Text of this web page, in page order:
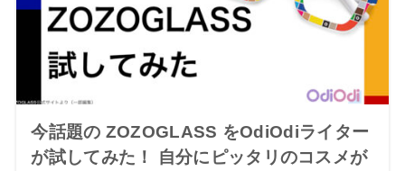
今話題の ZOZOGLASS をOdiOdiライター
が試してみた！ 自分にピッタリのコスメが